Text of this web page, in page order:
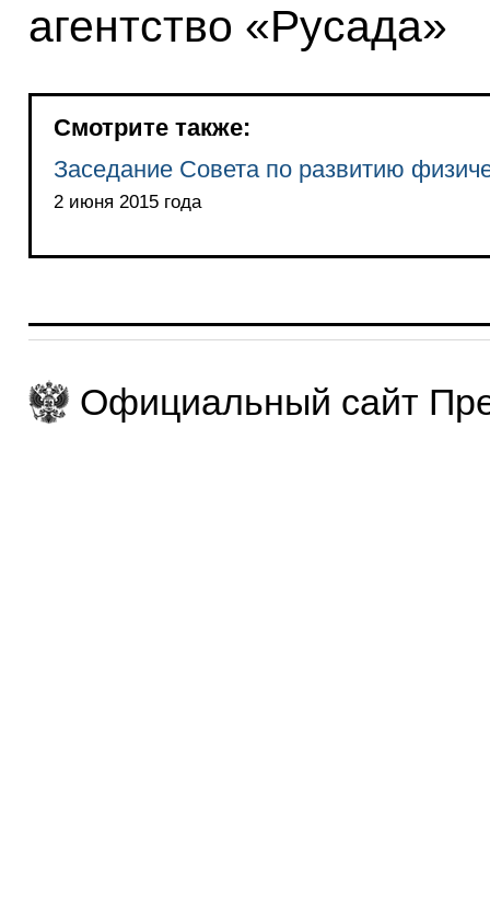
агентство «Русада»
Смотрите также:
Заседание Совета по развитию
2 июня 2015 года
Официальный сайт